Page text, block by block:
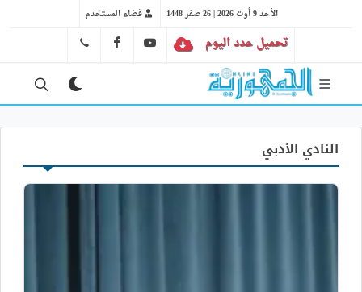
الأحد 9 أوت 2026 | 26 صفر 1448 فضاء المستخدم
تحميل عدد اليوم YT
FB
النادي الأدبي